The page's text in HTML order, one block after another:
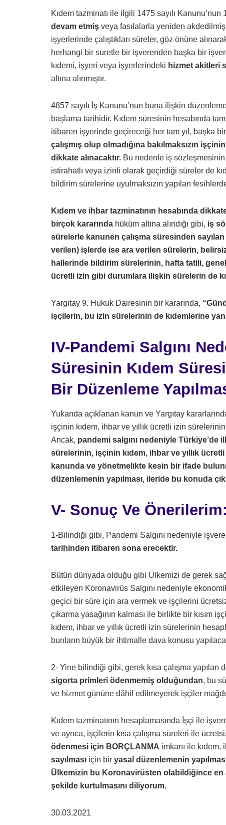
Kıdem tazminatı ile ilgili 1475 sayılı
devam etmiş veya fasılalarla yeniden
işyerlerinde çalıştıkları süreler, göz önüne
herhangi bir suretle bir işverenden başka bir
kıdemi, işyeri veya işyerlerindeki hizmet akitleri
altına alınmıştır.
4857 sayılı İş Kanunu’nun buna ilişkin
başlama tarihidir. Kıdem süresinin hesabında
itibaren işyerinde geçireceği her tam yıl, başka
çalışmış olup olmadığına bakılmaksızın
dikkate alınacaktır. Bu nedenle iş sözleşmesinin
istirahatlı veya izinli olarak geçirdiği süreler de
bildirim sürelerine uyulmaksızın yapılan
Kıdem ve ihbar tazminatının hesabında
birçok kararında hüküm altına alındığı gibi, iş
sürelerle kanunen çalışma süresinden
verilen) işlerde ise ara verilen sürelerin,
hallerinde bildirim sürelerinin, hafta tatili,
ücretli izin gibi durumlara ilişkin sürelerin de
Yargıtay 9. Hukuk Dairesinin bir kararında,
işçilerin, bu izin sürelerinin de kıdemlerine
IV-Pandemi Salgını
Süresinin Kıdem
Bir Düzenleme
Yukarıda açıklanan kanun ve Yargıtay
işçinin kıdem, ihbar ve yıllık ücretli izin
Ancak, pandemi salgını nedeniyle
sürelerinin, işçinin kıdem, ihbar ve yıllık
kanunda ve yönetmelikte kesin bir ifade
düzenlemenin yapılması, ileride bu konuda
V- Sonuç Ve Önerilerim:
1-Bilindiği gibi, Pandemi Salgını nedeniyle
tarihinden itibaren sona erecektir.
Bütün dünyada olduğu gibi Ülkemizi de gerek
etkileyen Koronavirüs Salgını nedeniyle
geçici bir süre için ara vermek ve işçilerini
çıkarma yasağının kalması ile birlikte bir kısım
kıdem, ihbar ve yıllık ücretli izin sürelerinin
bunların büyük bir ihtimalle dava konusu
2- Yine bilindiği gibi, gerek kısa çalışma
sigorta primleri ödenmemiş olduğundan, bu
ve hizmet gününe dâhil edilmeyerek işçiler
Kıdem tazminatının hesaplamasında İşçi ile
ve ayrıca, işçilerin kısa çalışma süreleri ile
ödenmesi için BORÇLANMA imkanı ile kıdem,
sayılması için bir yasal düzenlemenin
Ülkemizin bu Koronavirüsten olabildiğince en
şekilde kurtulmasını diliyorum.
30.03.2021